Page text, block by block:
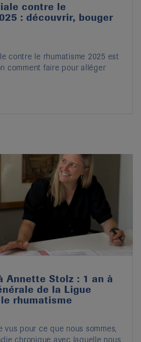
contre le
: découvrir, bouger
contre le rhumatisme 2025 est
comment faire pour alléger
Annette Stolz : 1 an à
de la Ligue
rhumatisme
vus pour ce que nous sommes,
chronique avec laquelle nous